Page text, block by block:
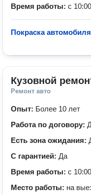
Время работы: с
Покраска автомобиля
Кузовной
Ремонт авто
Опыт: Более 10 лет
Работа по договору:
Есть зона ожидания:
С гарантией: Да
Время работы: с
Место работы: на